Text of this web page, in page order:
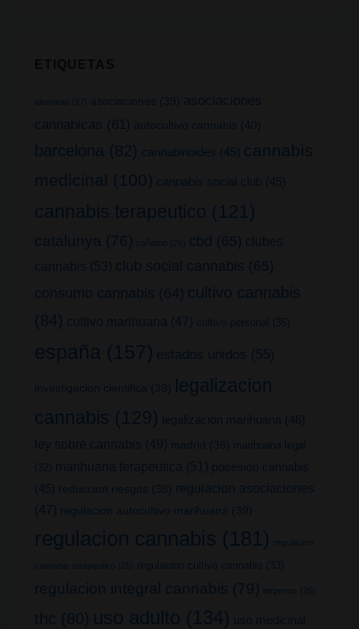
alemania (27) asociaciones (39)
asociaciones
cannabicas (61) autocultivo cannabis (40)
barcelona (82) cannabinoides (45) cannabis
medicinal (100) cannabis social club (45)
cannabis terapeutico (121)
catalunya (76) cañamo (26) cbd (65) clubes
cannabis (53) club social cannabis (65)
consumo cannabis (64) cultivo cannabis
(84) cultivo marihuana (47) cultivo personal (35)
españa (157) estados unidos (55)
investigacion cientifica (39)
legalizacion
cannabis (129) legalizacion marihuana (46)
ley sobre cannabis (49) madrid (38)
marihuana legal
(32)
marihuana terapeutica (51) posesion cannabis
(45) reduccion riesgos (38)
regulacion asociaciones
(47) regulacion autocultivo marihuana (39)
regulacion cannabis (181) regulacion
cannabis terapeutico (25) regulacion cultivo cannabis (33)
regulacion integral cannabis (79) terpenos (25)
thc (80) uso adulto (134) uso medicinal